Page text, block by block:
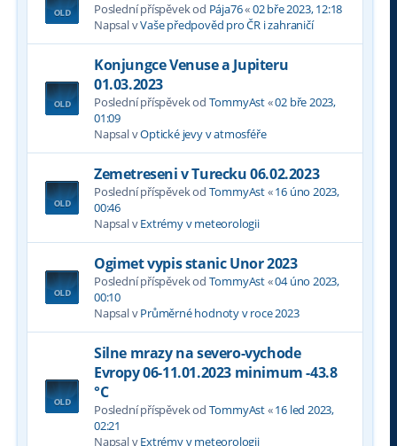
Poslední příspěvek od Pája76«02 bře 2023, 12:18
Napsal vVaše předpověd pro ČR i zahraničí
Konjungce Venuse a Jupiteru
01.03.2023
Poslední příspěvek od TommyAst«02 bře 2023,
01:09
Napsal vOptické jevy v atmosféře
Zemetreseni v Turecku 06.02.2023
Poslední příspěvek od TommyAst«16 úno 2023,
00:46
Napsal vExtrémy v meteorologii
Ogimet vypis stanic Unor 2023
Poslední příspěvek od TommyAst«04 úno 2023,
00:10
Napsal vPrůměrné hodnoty v roce 2023
Silne mrazy na severo-vychode
Evropy 06-11.01.2023 minimum -43.8
°C
Poslední příspěvek od TommyAst«16 led 2023,
02:21
Napsal vExtrémy v meteorologii